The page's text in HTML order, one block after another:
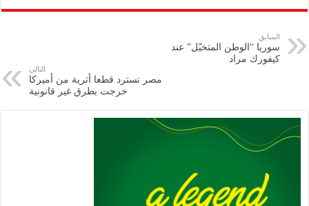
p
y
Li
eb
k
tt
nt
at
p
gr
ai
ar
السابق
سوريا “الوطن المتخيّل” عند
كيفورك مراد
التالي
مصر تسترد قطعا أثرية من أميركا
خرجت بطرق غير قانونية